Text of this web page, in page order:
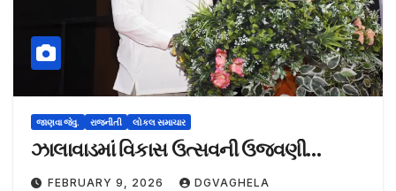
જાણવા જેવુ. રાજનીતી લોકલ સમાચાર
ઝાલાવાડમાં વિકાસ ઉત્સવની ઉજવણી…
FEBRUARY 9, 2026 DGVAGHELA